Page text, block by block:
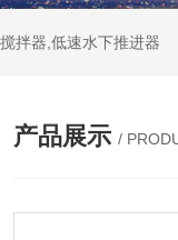
拌器,低速水下推进器
产品展示 /